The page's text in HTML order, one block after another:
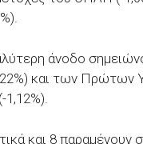
άνοδο
και των Πρώτων
1,12%).
και 8